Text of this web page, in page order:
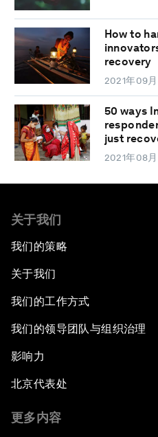
How to
recovery
2021年09
50 ways
just
2021年08
关于我们
我们的策略
关于我们
我们的工作方式
我们的领导团队与组织治理
影响力
北京代表处
更多内容